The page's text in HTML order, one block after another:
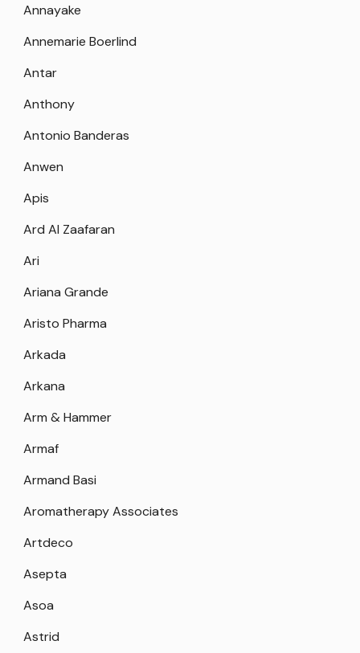
Annayake
Annemarie Boerlind
Antar
Anthony
Antonio Banderas
Anwen
Apis
Ard Al Zaafaran
Ari
Ariana Grande
Aristo Pharma
Arkada
Arkana
Arm & Hammer
Armaf
Armand Basi
Aromatherapy Associates
Artdeco
Asepta
Asoa
Astrid